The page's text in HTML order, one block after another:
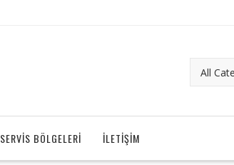
SERVIS BÖLGELERI İLETIŞIM